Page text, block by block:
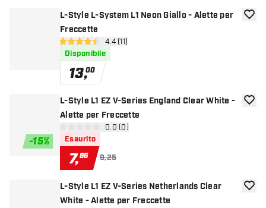
L-Style L-System L1 Neon Giallo - Alette per
Freccette
apri pannello recensioni
4.4 stelle di valutazione
4.4 (11)
Disponibile
13,00
-15%
L-Style L1 EZ V-Series England Clear White -
Alette per Freccette
apri pannello recensioni
0 stelle di valutazione
0.0 (0)
Esaurito
7,86 9,25
L-Style L1 EZ V-Series Netherlands Clear
White - Alette per Freccette